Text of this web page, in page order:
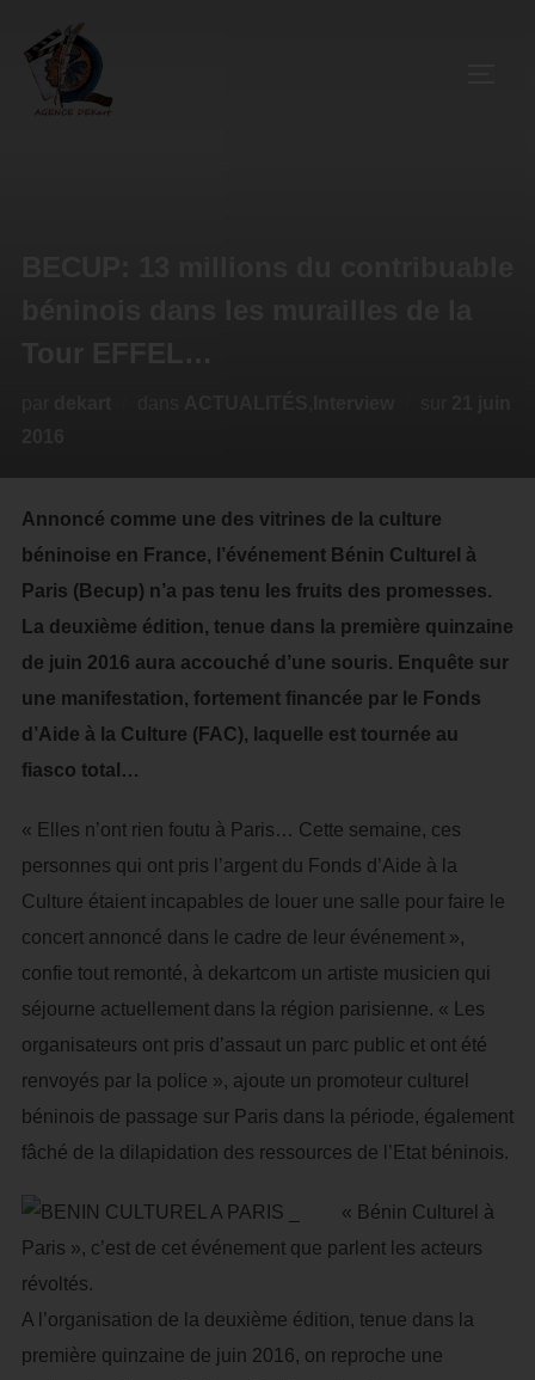
Annoncé comme une des vitrines de la culture
béninoise en France, l’événement Bénin Culturel à
Paris (Becup) n’a pas tenu les fruits des promesses.
La deuxième édition, tenue dans la première quinzaine
de juin 2016 aura accouché d’une souris. Enquête sur
une manifestation, fortement financée par le Fonds
d’Aide à la Culture (FAC), laquelle est tournée au
fiasco total…
« Elles n’ont rien foutu à Paris… Cette semaine, ces
personnes qui ont pris l’argent du Fonds d’Aide à la
Culture étaient incapables de louer une salle pour faire le
concert annoncé dans le cadre de leur événement »,
confie tout remonté, à dekartcom un artiste musicien qui
séjourne actuellement dans la région parisienne. « Les
organisateurs ont pris d’assaut un parc public et ont été
renvoyés par la police », ajoute un promoteur culturel
béninois de passage sur Paris dans la période, également
fâché de la dilapidation des ressources de l’Etat béninois.
« Bénin Culturel à
Paris », c’est de cet événement que parlent les acteurs
révoltés.
A l’organisation de la deuxième édition, tenue dans la
première quinzaine de juin 2016, on reproche une